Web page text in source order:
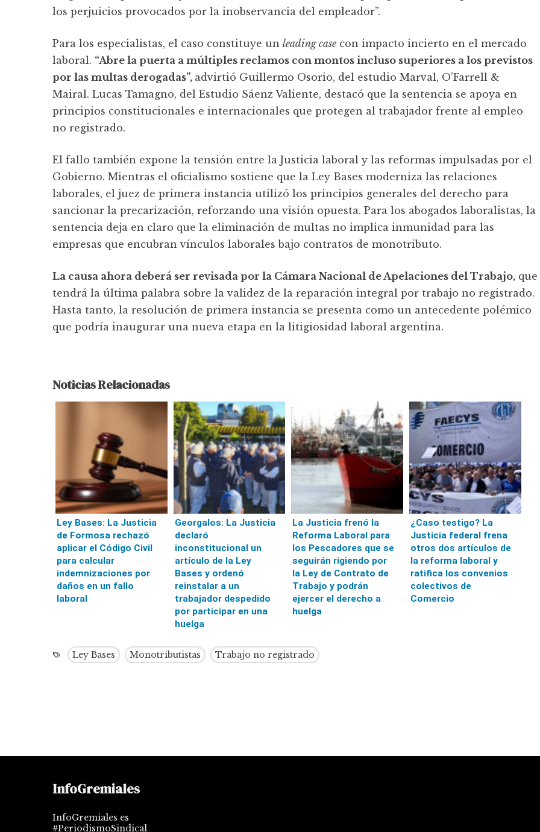
los perjuicios provocados por la inobservancia del empleador”.
Para los especialistas, el caso constituye un leading case con impacto incierto en el mercado
laboral. “Abre la puerta a múltiples reclamos con montos incluso superiores a los previstos
por las multas derogadas”, advirtió Guillermo Osorio, del estudio Marval, O’Farrell &
Mairal. Lucas Tamagno, del Estudio Sáenz Valiente, destacó que la sentencia se apoya en
principios constitucionales e internacionales que protegen al trabajador frente al empleo
no registrado.
El fallo también expone la tensión entre la Justicia laboral y las reformas impulsadas por el
Gobierno. Mientras el oficialismo sostiene que la Ley Bases moderniza las relaciones
laborales, el juez de primera instancia utilizó los principios generales del derecho para
sancionar la precarización, reforzando una visión opuesta. Para los abogados laboralistas, la
sentencia deja en claro que la eliminación de multas no implica inmunidad para las
empresas que encubran vínculos laborales bajo contratos de monotributo.
La causa ahora deberá ser revisada por la Cámara Nacional de Apelaciones del Trabajo, que
tendrá la última palabra sobre la validez de la reparación integral por trabajo no registrado.
Hasta tanto, la resolución de primera instancia se presenta como un antecedente polémico
que podría inaugurar una nueva etapa en la litigiosidad laboral argentina.
Noticias Relacionadas
Ley Bases: La Justicia
de Formosa rechazó
aplicar el Código Civil
para calcular
indemnizaciones por
daños en un fallo
laboral
Georgalos: La Justicia
declaró
inconstitucional un
artículo de la Ley
Bases y ordenó
reinstalar a un
trabajador despedido
por participar en una
huelga
La Justicia frenó la
Reforma Laboral para
los Pescadores que se
seguirán rigiendo por
la Ley de Contrato de
Trabajo y podrán
ejercer el derecho a
huelga
¿Caso testigo? La
Justicia federal frena
otros dos artículos de
la reforma laboral y
ratifica los convenios
colectivos de
Comercio
Ley Bases Monotributistas Trabajo no registrado
InfoGremiales
InfoGremiales es
#PeriodismoSindical